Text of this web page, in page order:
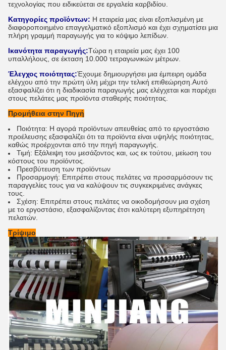
τεχνολογίας που ειδικεύεται σε εργαλεία καρβιδίου.
Κατηγορίες προϊόντων: Η εταιρεία μας είναι εξοπλισμένη με
διαφοροποιημένο επαγγελματικό εξοπλισμό και έχει σχηματίσει μια
πλήρη γραμμή παραγωγής για το κόψιμο λεπίδων.
Ικανότητα παραγωγής:Τώρα η εταιρεία μας έχει 100
υπαλλήλους, σε έκταση 10.000 τετραγωνικών μέτρων.
Έλεγχος ποιότητας:Έχουμε δημιουργήσει μια έμπειρη ομάδα
ελέγχου από την πρώτη ύλη μέχρι την τελική επιθεώρηση.Αυτό
εξασφαλίζει ότι η διαδικασία παραγωγής μας ελέγχεται και παρέχει
στους πελάτες μας προϊόντα σταθερής ποιότητας.
Προμήθεια στην Πηγή
Ποιότητα: Η αγορά προϊόντων απευθείας από το εργοστάσιο
προέλευσης εξασφαλίζει ότι τα προϊόντα είναι υψηλής ποιότητας,
καθώς προέρχονται από την πηγή παραγωγής.
Τιμή: Εξάλειψη του μεσάζοντος και, ως εκ τούτου, μείωση του
κόστους του προϊόντος.
Πρεσβύτευση των προϊόντων
Προσαρμογή: Επιτρέπει στους πελάτες να προσαρμόσουν τις
παραγγελίες τους για να καλύψουν τις συγκεκριμένες ανάγκες
τους.
Σχέση: Επιτρέπει στους πελάτες να οικοδομήσουν μια σχέση
με το εργοστάσιο, εξασφαλίζοντας έτσι καλύτερη εξυπηρέτηση
πελατών.
Τρίψιμο